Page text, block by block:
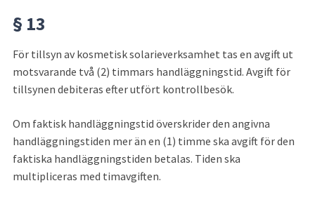
§ 13
För tillsyn av kosmetisk solarieverksamhet tas en avgift ut
motsvarande två (2) timmars handläggningstid. Avgift för
tillsynen debiteras efter utfört kontrollbesök.
Om faktisk handläggningstid överskrider den angivna
handläggningstiden mer än en (1) timme ska avgift för den
faktiska handläggningstiden betalas. Tiden ska
multipliceras med timavgiften.